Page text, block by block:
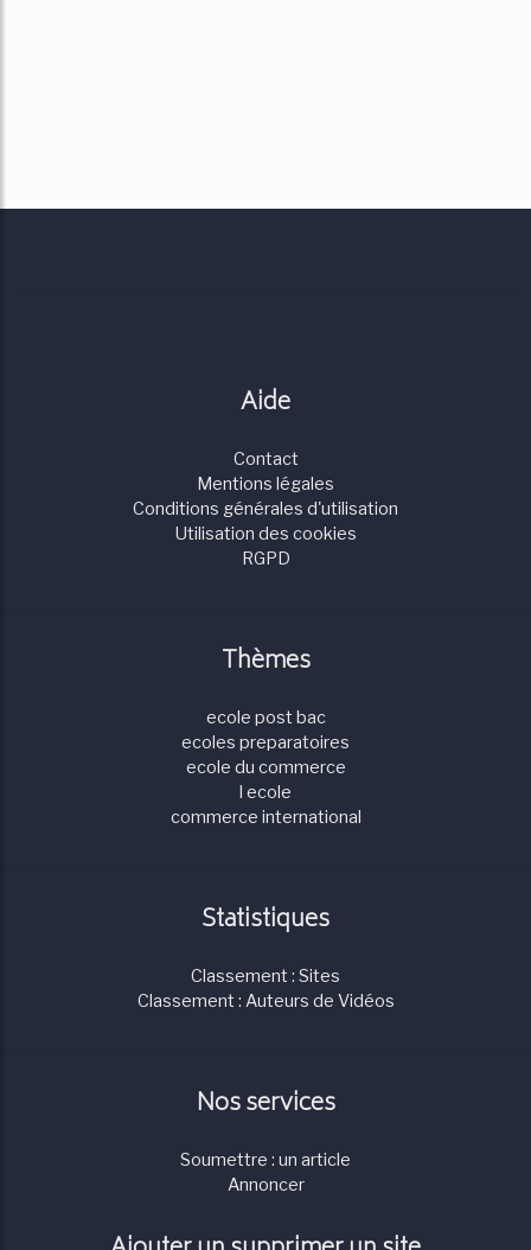
Aide
Contact
Mentions légales
Conditions générales d'utilisation
Utilisation des cookies
RGPD
Thèmes
ecole post bac
ecoles preparatoires
ecole du commerce
l ecole
commerce international
Statistiques
Classement : Sites
Classement : Auteurs de Vidéos
Nos services
Soumettre : un article
Annoncer